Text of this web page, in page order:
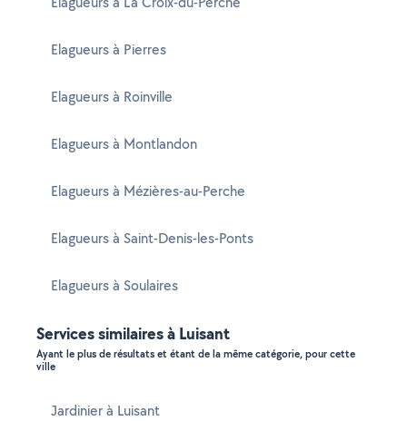
Elagueurs à Pierres
Elagueurs à Roinville
Elagueurs à Montlandon
Elagueurs à Mézières-au-Perche
Elagueurs à Saint-Denis-les-Ponts
Elagueurs à Soulaires
Services similaires à Luisant
Ayant le plus de résultats et étant de la même catégorie, pour cette
ville
Jardinier à Luisant